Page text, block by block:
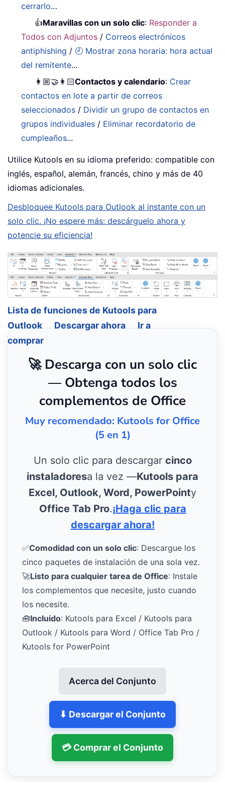
cerrarlo…
👍Maravillas con un solo clic: Responder a
Todos con Adjuntos / Correos electrónicos
antiphishing / 🕘 Mostrar zona horaria: hora actual
del remitente...
👩🏼‍🤝‍👩🏻Contactos y calendario: Crear
contactos en lote a partir de correos
seleccionados / Dividir un grupo de contactos en
grupos individuales / Eliminar recordatorio de
cumpleaños...
Utilice Kutools en su idioma preferido: compatible con
inglés, español, alemán, francés, chino y más de 40
idiomas adicionales.
Desbloquee Kutools para Outlook al instante con un
solo clic. ¡No espere más: descárguelo ahora y
potencie su eficiencia!
Lista de funciones de Kutools para
Outlook
Descargar ahora
Ir a
comprar
🚀 Descarga con un solo clic
— Obtenga todos los
complementos de Office
Muy recomendado: Kutools for Office
(5 en 1)
Un solo clic para descargar cinco
instaladoresa la vez —Kutools para
Excel, Outlook, Word, PowerPointy
Office Tab Pro.¡Haga clic para
descargar ahora!
✅Comodidad con un solo clic: Descargue los
cinco paquetes de instalación de una sola vez.
🚀Listo para cualquier tarea de Office: Instale
los complementos que necesite, justo cuando
los necesite.
🧰Incluido: Kutools para Excel / Kutools para
Outlook / Kutools para Word / Office Tab Pro /
Kutools for PowerPoint
Acerca del Conjunto
⬇ Descargar el Conjunto
💳 Comprar el Conjunto